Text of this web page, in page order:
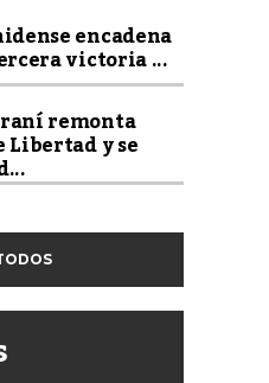
encadena
victoria ...
remonta
Libertad y se